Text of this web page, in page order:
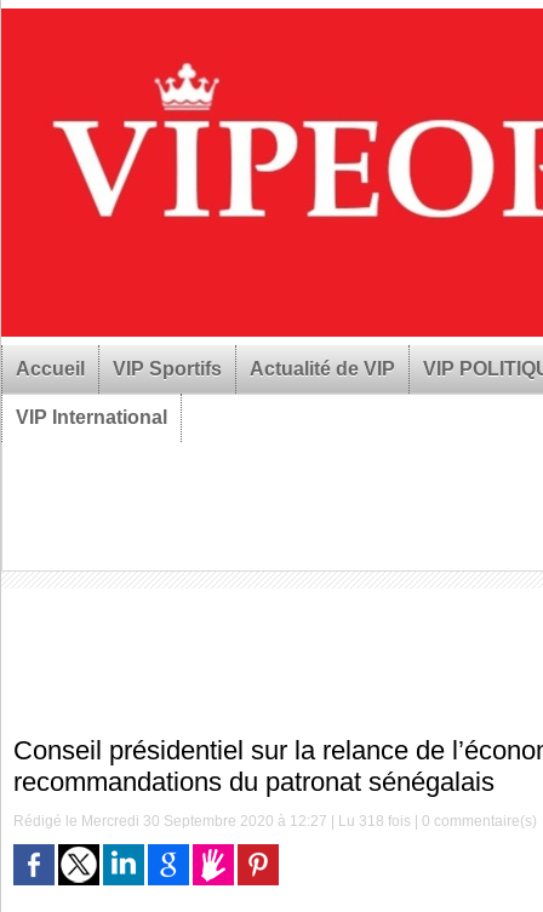
Accueil VIP Sportifs Actualité de VIP VIP
VIP International
Conseil présidentiel sur la relance de
recommandations du patronat sénégalais
Rédigé le Mercredi 30 Septembre 2020 à 12:27 | Lu 318 fois |0 commentaire(s)